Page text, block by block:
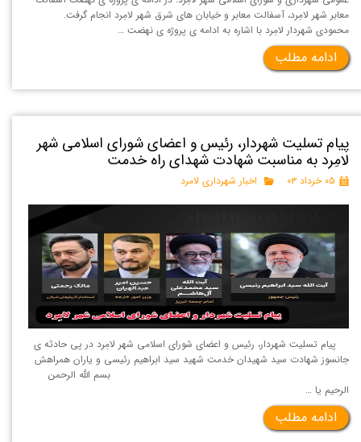
معابر شهر لامِرد، آسفالت معابر و خیابان های شرق شهر لامِرد انجام گرفت.
محمودی شهردار لامِرد با اشاره به ادامه ی پروژه ی نهضت …
ادامه مطلب
پیام تسلیت شهردار، رئیس و اعضای شورای اسلامی شهر
لامِرد به مناسبت شهادت شهدای راه خدمت
۰۵ خرداد ۰۳ اخبار شهرداری لامرد
پیام تسلیت شهردار، رئیس و اعضای شورای اسلامی شهر لامِرد در پی حادثه ی
جانسوز شهادت سید شهیدان خدمت شهید سید ابراهیم رئیسی و یاران همراهش
بسم الله الرحمن
الرحیم یا …
ادامه مطلب